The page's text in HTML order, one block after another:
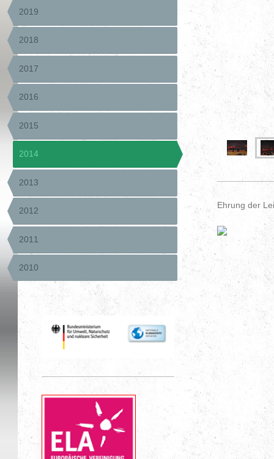
Ehrung der
2019
2018
2017
2016
2015
2014
2013
2012
2011
2010